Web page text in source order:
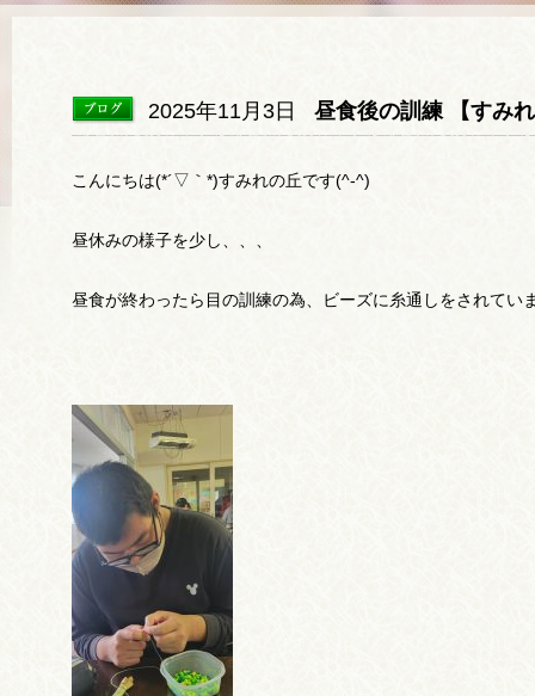
2025年11月3日 昼食後の訓練 【すみ
こんにちは(*´▽｀*)すみれの丘です(^-^)
昼休みの様子を少し、、、
昼食が終わったら目の訓練の為、ビーズに糸通しをされて